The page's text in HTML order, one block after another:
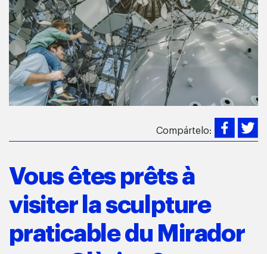
Compártelo:
Vous êtes prêts à
visiter la sculpture
praticable du Mirador